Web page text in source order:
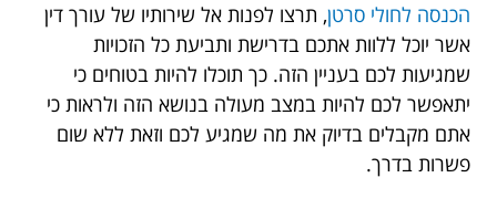
הכנסה לחולי סרטן, תרצו לפנות אל שירותיו של עורך דין
אשר יוכל ללוות אתכם בדרישת ותביעת כל הזכויות
שמגיעות לכם בעניין הזה. כך תוכלו להיות בטוחים כי
יתאפשר לכם להיות במצב מעולה בנושא הזה ולראות כי
אתם מקבלים בדיוק את מה שמגיע לכם וזאת ללא שום
פשרות בדרך.